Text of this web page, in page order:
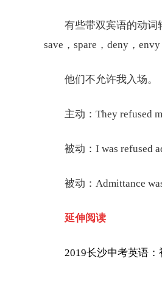
有些带双宾语的动词转
save，spare，deny，envy
他们不允许我入场。
主动：They refused
被动：I was refused
被动：Admittance was
延伸阅读
2019长沙中考英语